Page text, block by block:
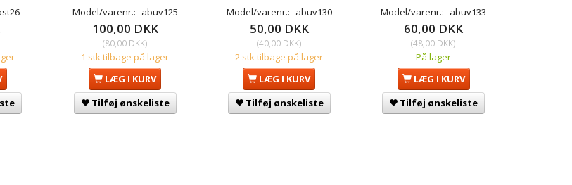
Model/varenr.: abuv125
100,00 DKK
(80,00 DKK)
1 stk tilbage på lager
LÆG I KURV
Tilføj ønskeliste
Model/varenr.: abuv130
50,00 DKK
(40,00 DKK)
2 stk tilbage på lager
LÆG I KURV
Tilføj ønskeliste
Model/varenr.: abuv133
60,00 DKK
(48,00 DKK)
På lager
LÆG I KURV
Tilføj ønskeliste